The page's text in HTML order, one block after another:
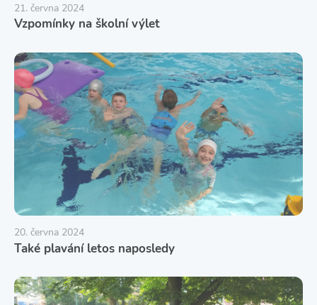
21. června 2024
Vzpomínky na školní výlet
20. června 2024
Také plavání letos naposledy